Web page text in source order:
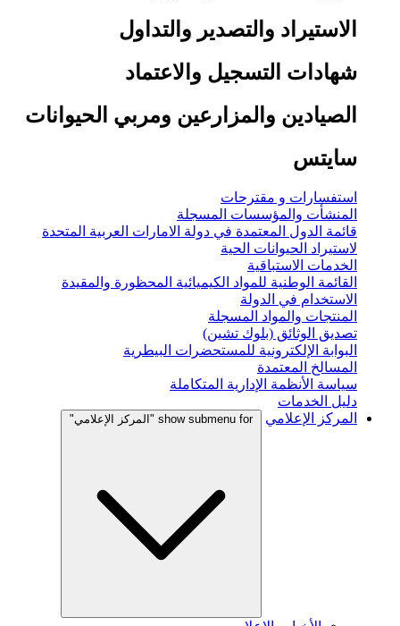
الاستيراد والتصدير والتداول
شهادات التسجيل والاعتماد
الصيادين والمزارعين ومربي الحيوانات
سايتس
استفسارات و مقترحات
المنشأت والمؤسسات المسجلة
قائمة الدول المعتمدة في دولة الامارات العربية المتحدة
لاستيراد الحيوانات الحية
الخدمات الاستباقية
القائمة الوطنية للمواد الكيميائية المحظورة والمقيدة
الاستخدام في الدولة
المنتجات والمواد المسجلة
تصديق الوثائق (بلوك تشين)
البوابة الإلكترونية للمستحضرات البيطرية
المسالخ المعتمدة
سياسة الأنظمة الإدارية المتكاملة
دليل الخدمات
المركز الإعلامي
show submenu for "المركز الإعلامي"